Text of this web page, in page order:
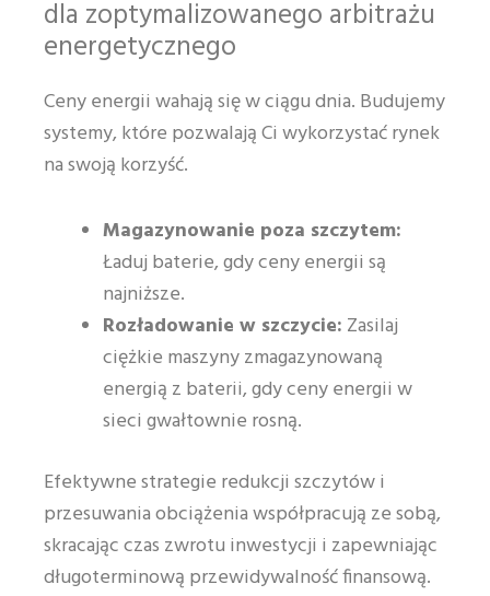
dla zoptymalizowanego arbitrażu
energetycznego
Ceny energii wahają się w ciągu dnia. Budujemy
systemy, które pozwalają Ci wykorzystać rynek
na swoją korzyść.
Magazynowanie poza szczytem:
Ładuj baterie, gdy ceny energii są
najniższe.
Rozładowanie w szczycie: Zasilaj
ciężkie maszyny zmagazynowaną
energią z baterii, gdy ceny energii w
sieci gwałtownie rosną.
Efektywne strategie redukcji szczytów i
przesuwania obciążenia współpracują ze sobą,
skracając czas zwrotu inwestycji i zapewniając
długoterminową przewidywalność finansową.